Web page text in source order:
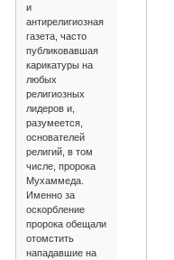
и
антирелигиозная
газета, часто
публиковавшая
карикатуры на
любых
религиозных
лидеров и,
разумеется,
основателей
религий, в том
числе, пророка
Мухаммеда.
Именно за
оскорбление
пророка обещали
отомстить
нападавшие на